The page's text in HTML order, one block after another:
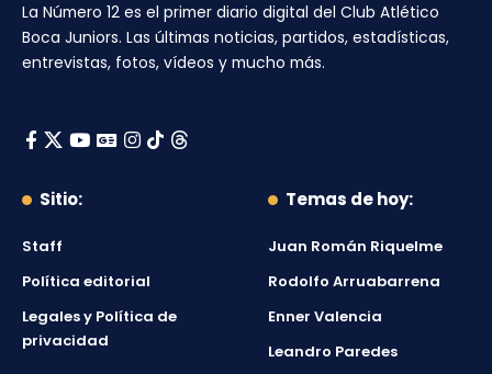
La Número 12 es el primer diario digital del Club Atlético
Boca Juniors. Las últimas noticias, partidos, estadísticas,
entrevistas, fotos, vídeos y mucho más.
Sitio:
Staff
Política editorial
Legales y Política de
privacidad
Temas de hoy:
Juan Román Riquelme
Rodolfo Arruabarrena
Enner Valencia
Leandro Paredes